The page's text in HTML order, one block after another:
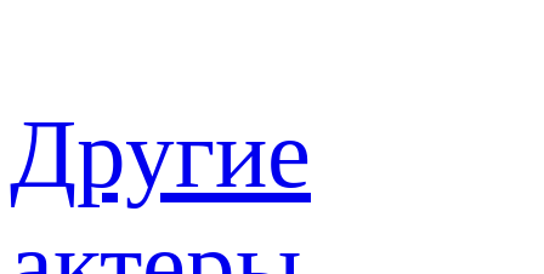
Другие